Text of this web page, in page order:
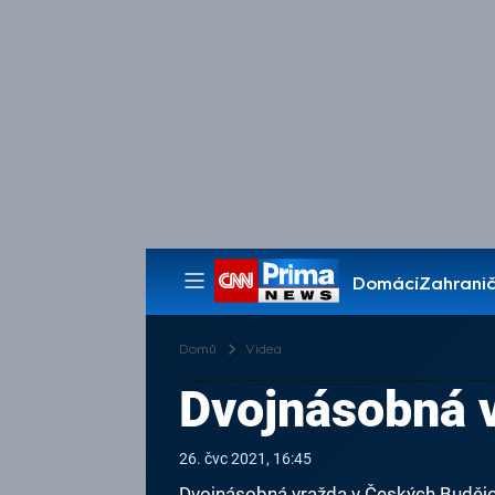
Domácí
Pořady
Domů Videa
Dvojnásobná
26. čvc 2021, 16:45